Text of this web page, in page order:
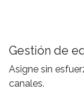
Gestión de
Asigne sin
canales.